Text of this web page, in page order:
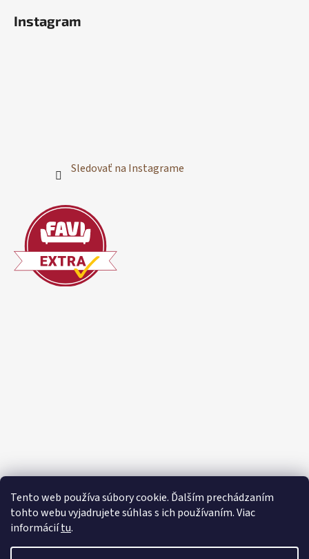
Tento web používa súbory cookie. Ďalším prechádzaním
tohto webu vyjadrujete súhlas s ich používaním. Viac
informáciítu.
Instagram
Sledovať na Instagrame